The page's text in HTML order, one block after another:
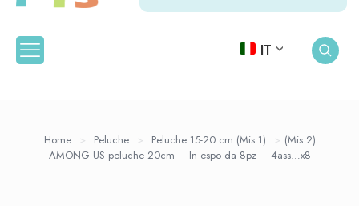
IT
Home > Peluche > Peluche 15-20 cm (Mis 1) > (Mis 2)
AMONG US peluche 20cm – In espo da 8pz – 4ass…x8